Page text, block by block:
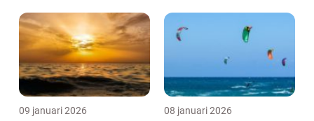
09 januari 2026 08 januari 2026